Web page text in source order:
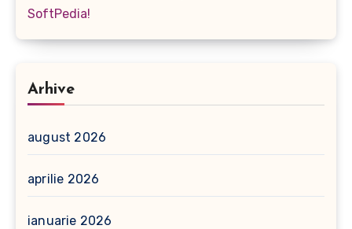
SoftPedia!
Arhive
august 2026
aprilie 2026
ianuarie 2026